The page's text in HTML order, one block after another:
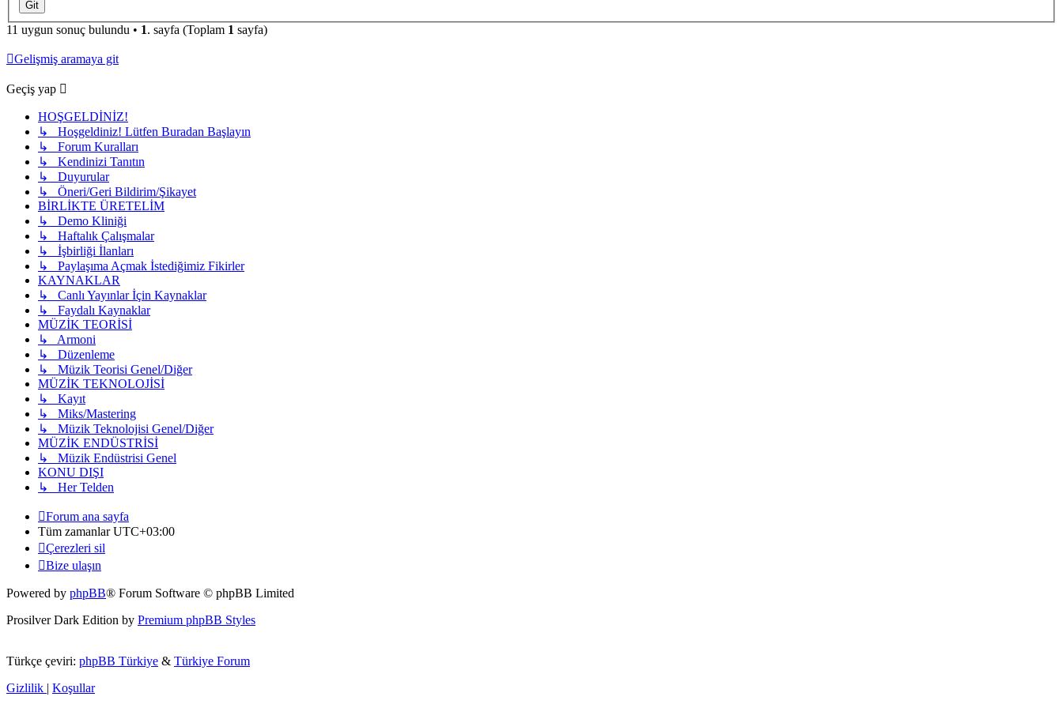
11 uygun sonuç bulundu • 1. sayfa (Toplam 1 sayfa)
Gelişmiş aramaya git
Geçiş yap
HOŞGELDİNİZ!
↳ Hoşgeldiniz! Lütfen Buradan Başlayın
↳ Forum Kuralları
↳ Kendinizi Tanıtın
↳ Duyurular
↳ Öneri/Geri Bildirim/Şikayet
BİRLİKTE ÜRETELİM
↳ Demo Kliniği
↳ Haftalık Çalışmalar
↳ İşbirliği İlanları
↳ Paylaşıma Açmak İstediğimiz Fikirler
KAYNAKLAR
↳ Canlı Yayınlar İçin Kaynaklar
↳ Faydalı Kaynaklar
MÜZİK TEORİSİ
↳ Armoni
↳ Düzenleme
↳ Müzik Teorisi Genel/Diğer
MÜZİK TEKNOLOJİSİ
↳ Kayıt
↳ Miks/Mastering
↳ Müzik Teknolojisi Genel/Diğer
MÜZİK ENDÜSTRİSİ
↳ Müzik Endüstrisi Genel
KONU DIŞI
↳ Her Telden
Forum ana sayfa
Tüm zamanlarUTC+03:00
Çerezleri sil
Bize ulaşın
Powered by phpBB® Forum Software © phpBB Limited
Prosilver Dark Edition by Premium phpBB Styles
Türkçe çeviri: phpBB Türkiye & Türkiye Forum
Gizlilik
Koşullar